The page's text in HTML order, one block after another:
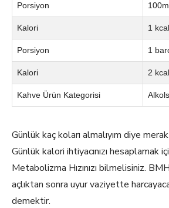
Porsiyon
Kalori 1 kcal
Porsiyon 1
Kalori 2 kcal
Kahve Ürün Kategorisi
Günlük kaç koları almalıyım diye
Günlük kalori ihtiyacınızı hesaplamak
Metabolizma Hızınızı bilmelisiniz.
açlıktan sonra uyur vaziyette
demektir.